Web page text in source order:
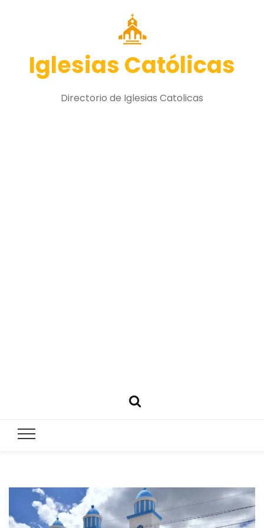
Iglesias Católicas
Directorio de Iglesias Catolicas